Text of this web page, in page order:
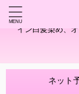
艶ツヤヘアカラー
イン白髪染め、
ネット